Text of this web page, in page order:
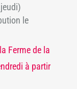
le
Ferme de la
à partir